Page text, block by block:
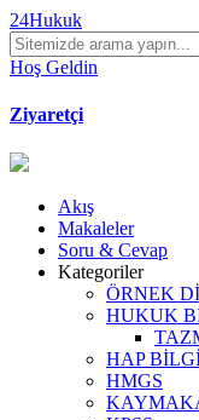
24Hukuk
Hoş Geldin
Ziyaretçi
Akış
Makaleler
Soru & Cevap
Kategoriler
ÖRNEK
HUKUK
HAP
HMGS